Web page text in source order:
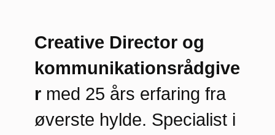
Creative Director og
kommunikationsrådgive
r med 25 års erfaring fra
øverste hylde. Specialist i